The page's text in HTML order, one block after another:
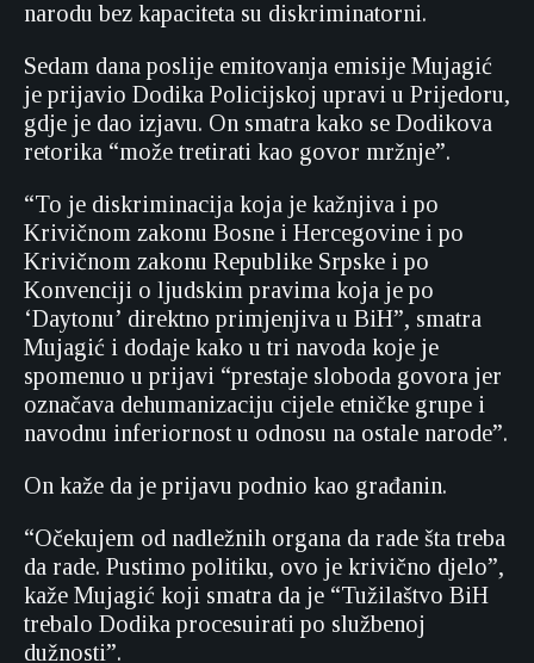
narodu bez kapaciteta su diskriminatorni.
Sedam dana poslije emitovanja emisije Mujagić
je prijavio Dodika Policijskoj upravi u Prijedoru,
gdje je dao izjavu. On smatra kako se Dodikova
retorika “može tretirati kao govor mržnje”.
“To je diskriminacija koja je kažnjiva i po
Krivičnom zakonu Bosne i Hercegovine i po
Krivičnom zakonu Republike Srpske i po
Konvenciji o ljudskim pravima koja je po
‘Daytonu’ direktno primjenjiva u BiH”, smatra
Mujagić i dodaje kako u tri navoda koje je
spomenuo u prijavi “prestaje sloboda govora jer
označava dehumanizaciju cijele etničke grupe i
navodnu inferiornost u odnosu na ostale narode”.
On kaže da je prijavu podnio kao građanin.
“Očekujem od nadležnih organa da rade šta treba
da rade. Pustimo politiku, ovo je krivično djelo”,
kaže Mujagić koji smatra da je “Tužilaštvo BiH
trebalo Dodika procesuirati po službenoj
dužnosti”.